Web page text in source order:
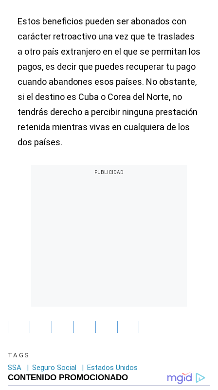
Estos beneficios pueden ser abonados con
carácter retroactivo una vez que te traslades
a otro país extranjero en el que se permitan los
pagos, es decir que puedes recuperar tu pago
cuando abandones esos países. No obstante,
si el destino es Cuba o Corea del Norte, no
tendrás derecho a percibir ninguna prestación
retenida mientras vivas en cualquiera de los
dos países.
TAGS
SSA | Seguro Social | Estados Unidos